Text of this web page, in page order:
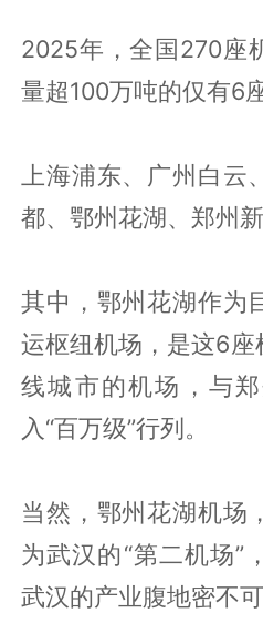
2025年，全国270座
量超100万吨的仅有6
上海浦东、广州白
都、鄂州花湖、郑州新
其中，鄂州花湖作为
运枢纽机场，是这6
线城市的机场，与
入“百万级”行列。
当然，鄂州花湖机场
为武汉的“第二机场”
武汉的产业腹地密不可